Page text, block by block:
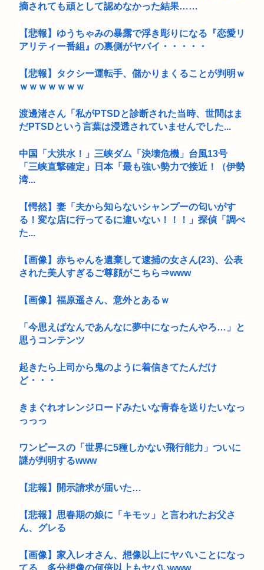
摘されても頑として認めなかった結果……
【悲報】ゆうちゃみの暴露で浮き彫りになる『恋愛リ
アリティー番組』の裏側がヤバイ・・・・・
【悲報】タクシー運転手、儲かりまくることが判明ｗ
ｗｗｗｗｗｗｗ
渡邊渚さん「私がPTSDと診断された当時、世間はま
だPTSDという言葉は浸透されていませんでした...
中国「大洪水！」三峡ダム「決壊危機」台風13号
「三峡直撃確定」日本「最も強い勢力で接近！（伊勢
湾...
【愕然】妻「夫から知らないシャンプーの匂いがす
る！変な店に行ってるに違いない！！！」探偵「調べ
た...
【画像】赤ちゃんを遺棄して逮捕の女さん(23)、公表
された美人すぎるご尊顔がこちら⇒www
【画像】福原遥さん、意外とあるｗ
「今思えばなんであんなに夢中になったんやろ…」と
思うコンテンツ
起きたら上司から鬼のように着信きてたんだけ
ど・・・
きまぐれオレンジロードみたいな青春を送りたいなっ
っっっ
ワンピースの「世界に5種しかない飛行能力」ついに
謎が判明するwww
【悲報】開示請求が届いた…
【悲報】思春期の娘に「キモッ」と言われたお父さ
ん、グレる
【画像】家入レオさん、想像以上にヤバいことになっ
てる…多分想像の何倍以上もヤバいwww